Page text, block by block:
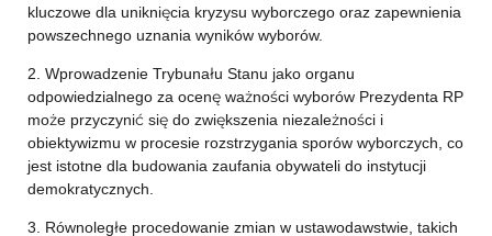
kluczowe dla uniknięcia kryzysu wyborczego oraz zapewnienia
powszechnego uznania wyników wyborów.
2. Wprowadzenie Trybunału Stanu jako organu
odpowiedzialnego za ocenę ważności wyborów Prezydenta RP
może przyczynić się do zwiększenia niezależności i
obiektywizmu w procesie rozstrzygania sporów wyborczych, co
jest istotne dla budowania zaufania obywateli do instytucji
demokratycznych.
3. Równoległe procedowanie zmian w ustawodawstwie, takich